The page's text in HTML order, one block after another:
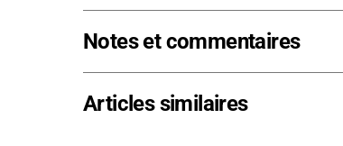
Notes et commentaires
Articles similaires